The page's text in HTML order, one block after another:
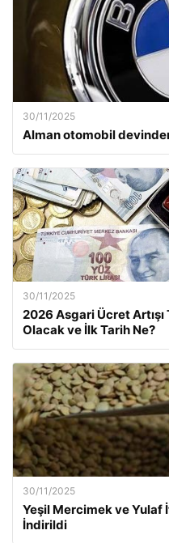
30/11/2025
Alman otomobil
30/11/2025
2026 Asgari Ücret Artışı
Olacak ve İlk Tarih Ne?
30/11/2025
Yeşil Mercimek ve Yulaf
İndirildi